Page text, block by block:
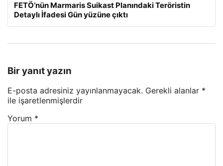
FETÖ’nün Marmaris Suikast Planındaki Teröristin
Detaylı İfadesi Gün yüzüne çıktı
Bir yanıt yazın
E-posta adresiniz yayınlanmayacak. Gerekli alanlar *
ile işaretlenmişlerdir
Yorum *